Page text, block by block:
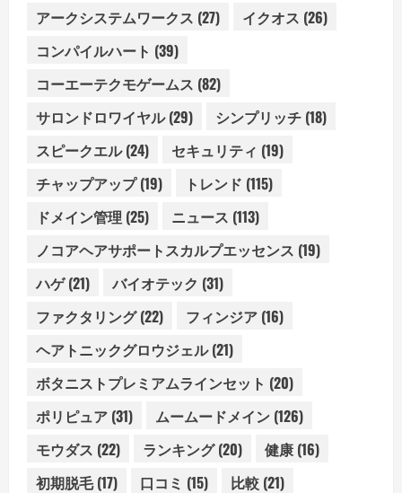
アークシステムワークス (27) イクオス (26)
コンパイルハート (39)
コーエーテクモゲームス (82)
サロンドロワイヤル(29) シンプリッチ (18)
スピークエル(24) セキュリティ (19)
チャップアップ(19) トレンド (115)
ドメイン管理 (25) ニュース (113)
ノコアヘアサポートスカルプエッセンス (19)
ハゲ(21) バイオテック (31)
ファクタリング(22) フィンジア (16)
ヘアトニックグロウジェル(21)
ボタニストプレミアムラインセット (20)
ポリピュア (31) ムームードメイン (126)
モウダス (22) ランキング(20) 健康 (16)
初期脱毛(17) 口コミ (15) 比較 (21)